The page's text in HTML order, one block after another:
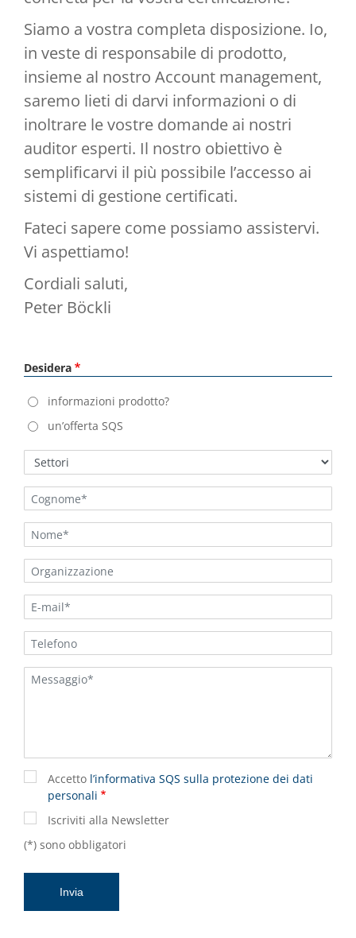
Siamo a vostra completa disposizione. Io,
in veste di responsabile di prodotto,
insieme al nostro Account management,
saremo lieti di darvi informazioni o di
inoltrare le vostre domande ai nostri
auditor esperti. Il nostro obiettivo è
semplificarvi il più possibile l’accesso ai
sistemi di gestione certificati.
Fateci sapere come possiamo assistervi.
Vi aspettiamo!
Cordiali saluti,
Peter Böckli
Desidera
informazioni prodotto?
un’offerta SQS
Accetto l’informativa SQS sulla protezione dei dati
personali
Iscriviti alla Newsletter
(*) sono obbligatori